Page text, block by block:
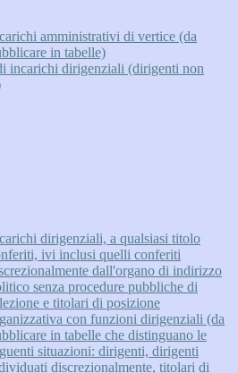
amministrativi di vertice (da
in tabelle)
incarichi dirigenziali (dirigenti non
dirigenziali, a qualsiasi titolo
ivi inclusi quelli conferiti
dall'organo di indirizzo
senza procedure pubbliche di
e titolari di posizione
con funzioni dirigenziali (da
in tabelle che distinguano le
situazioni: dirigenti, dirigenti
discrezionalmente, titolari di